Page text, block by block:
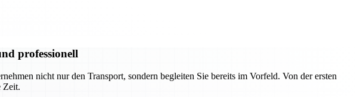
professionell
nicht nur den Transport, sondern begleiten Sie bereits im Vorfeld. Von der ersten
Zeit.